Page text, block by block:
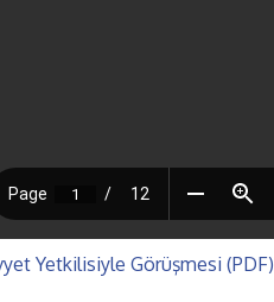
Yetkilisiyle Görüşmesi (PDF)